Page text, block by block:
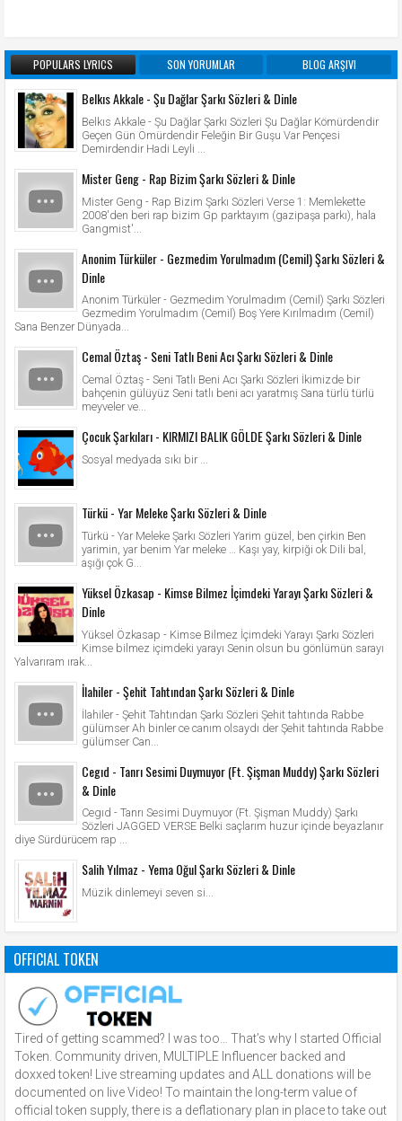
POPULARS LYRICS SON YORUMLAR BLOG ARŞIVI
Belkıs Akkale - Şu Dağlar Şarkı Sözleri & Dinle
Belkıs Akkale - Şu Dağlar Şarkı Sözleri Şu Dağlar Kömürdendir
Geçen Gün Ömürdendir Feleğin Bir Guşu Var Pençesi
Demirdendir Hadi Leyli ...
Mister Geng - Rap Bizim Şarkı Sözleri & Dinle
Mister Geng - Rap Bizim Şarkı Sözleri Verse 1: Memlekette
2008'den beri rap bizim Gp parktayım (gazipaşa parkı), hala
Gangmist'...
Anonim Türküler - Gezmedim Yorulmadım (Cemil) Şarkı Sözleri &
Dinle
Anonim Türküler - Gezmedim Yorulmadım (Cemil) Şarkı Sözleri
Gezmedim Yorulmadım (Cemil) Boş Yere Kırılmadım (Cemil)
Sana Benzer Dünyada...
Cemal Öztaş - Seni Tatlı Beni Acı Şarkı Sözleri & Dinle
Cemal Öztaş - Seni Tatlı Beni Acı Şarkı Sözleri İkimizde bir
bahçenin gülüyüz Seni tatlı beni acı yaratmış Sana türlü türlü
meyveler ve...
Çocuk Şarkıları - KIRMIZI BALIK GÖLDE Şarkı Sözleri & Dinle
Sosyal medyada sıkı bir ...
Türkü - Yar Meleke Şarkı Sözleri & Dinle
Türkü - Yar Meleke Şarkı Sözleri Yarim güzel, ben çirkin Ben
yarimin, yar benim Yar meleke … Kaşı yay, kirpiği ok Dili bal,
aşığı çok G...
Yüksel Özkasap - Kimse Bilmez İçimdeki Yarayı Şarkı Sözleri &
Dinle
Yüksel Özkasap - Kimse Bilmez İçimdeki Yarayı Şarkı Sözleri
Kimse bilmez içimdeki yarayı Senin olsun bu gönlümün sarayı
Yalvarıram ırak...
İlahiler - Şehit Tahtından Şarkı Sözleri & Dinle
İlahiler - Şehit Tahtından Şarkı Sözleri Şehit tahtında Rabbe
gülümser Ah binler ce canım olsaydı der Şehit tahtında Rabbe
gülümser Can...
Cegıd - Tanrı Sesimi Duymuyor (Ft. Şişman Muddy) Şarkı Sözleri
& Dinle
Cegıd - Tanrı Sesimi Duymuyor (Ft. Şişman Muddy) Şarkı
Sözleri JAGGED VERSE Belki saçlarım huzur içinde beyazlanır
diye Sürdürücem rap ...
Salih Yılmaz - Yema Oğul Şarkı Sözleri & Dinle
Müzik dinlemeyi seven si...
OFFICIAL TOKEN
Tired of getting scammed? I was too… That’s why I started Official
Token. Community driven, MULTIPLE Influencer backed and
doxxed token! Live streaming updates and ALL donations will be
documented on live Video! To maintain the long-term value of
official token supply, there is a deflationary plan in place to take out